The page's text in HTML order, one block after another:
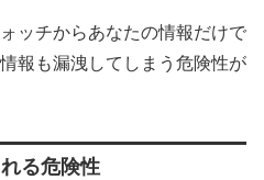
ッチからあなたの情報だけで
報も漏洩してしまう危険性が
る危険性